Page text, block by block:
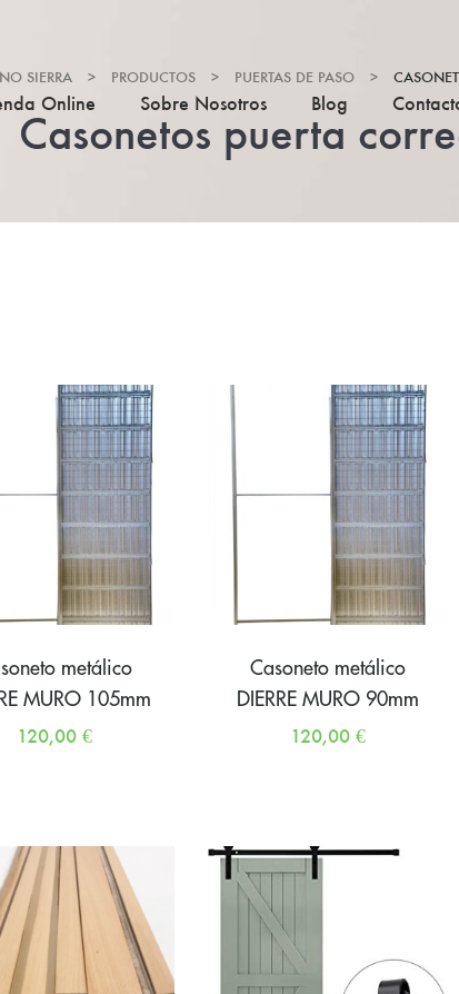
Online Sobre Nosotros Blog
SIERRA > PRODUCTOS > PUERTAS DE PASO >
Casonetos puerta
metálico
MURO 105mm
120,00 €
Casoneto metálico
DIERRE MURO 90mm
120,00 €